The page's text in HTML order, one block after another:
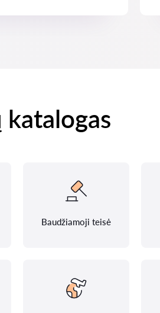
katalogas
Baudžiamoji teisė